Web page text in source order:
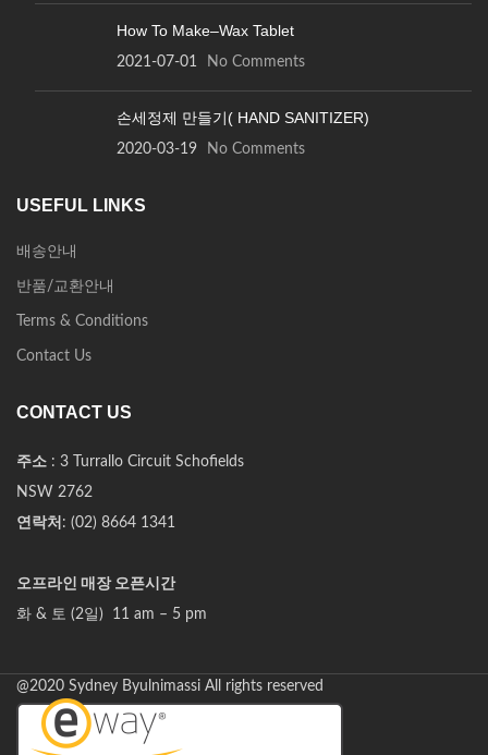
How To Make–Wax Tablet
2021-07-01 No Comments
손세정제 만들기( HAND SANITIZER)
2020-03-19 No Comments
USEFUL LINKS
배송안내
반품/교환안내
Terms & Conditions
Contact Us
CONTACT US
주소 : 3 Turrallo Circuit Schofields
NSW 2762
연락처 : (02) 8664 1341
오프라인 매장 오픈시간
화 & 토 (2일) 11 am – 5 pm
@2020 Sydney Byulnimassi All rights reserved